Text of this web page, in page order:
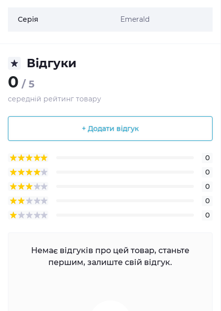
Серія Emerald
Відгуки
0 / 5
середній рейтинг товару
+ Додати відгук
0
0
0
0
0
Немає відгуків про цей товар, станьте
першим, залиште свій відгук.